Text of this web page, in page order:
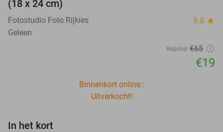
(18 x 24 cm)
Fotostudio Foto Rijkies 9.8 star
Geleen
Regulier €65
€19
Binnenkort online::
Uitverkocht!
In het kort